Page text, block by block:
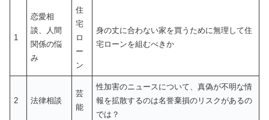
1
恋愛相
談、人間
関係の悩
み
住
宅
ロ
ー
ン
身の丈に合わない家を買うために無理して住
宅ローンを組むべきか
2 法律相談
芸
能
性加害のニュースについて、真偽が不明な情
報を拡散するのは名誉棄損のリスクがあるの
では？